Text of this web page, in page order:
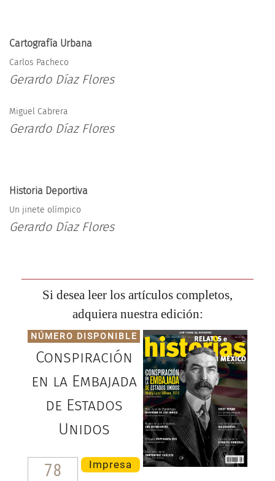
Cartografía Urbana
Carlos Pacheco
Gerardo Díaz Flores
Miguel Cabrera
Gerardo Díaz Flores
Historia Deportiva
Un jinete olímpico
Gerardo Díaz Flores
Si desea leer los artículos completos,
adquiera nuestra edición:
NÚMERO DISPONIBLE
Conspiración
en la Embajada
de Estados
Unidos
78 Impresa